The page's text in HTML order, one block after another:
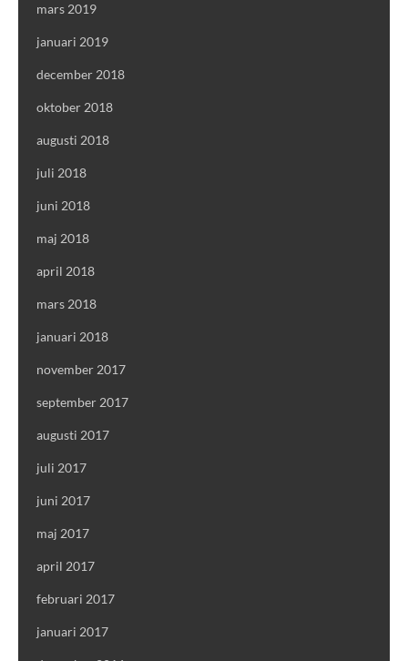
mars 2019
januari 2019
december 2018
oktober 2018
augusti 2018
juli 2018
juni 2018
maj 2018
april 2018
mars 2018
januari 2018
november 2017
september 2017
augusti 2017
juli 2017
juni 2017
maj 2017
april 2017
februari 2017
januari 2017